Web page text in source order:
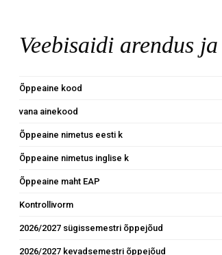
Veebisaidi arendus
Õppeaine kood
vana ainekood
Õppeaine nimetus eesti k
Õppeaine nimetus inglise k
Õppeaine maht EAP
Kontrollivorm
2026/2027 sügissemestri õppejõud
2026/2027 kevadsemestri õppejõud